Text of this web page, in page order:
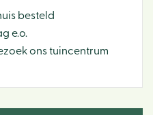
besteld
e.o.
ons tuincentrum